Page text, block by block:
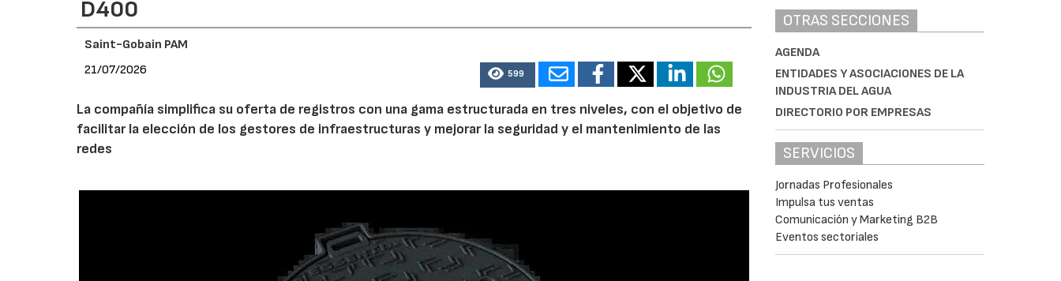
D400
Saint-Gobain PAM
21/07/2026
599
La compañía simplifica su oferta de registros con una gama estructurada en tres niveles, con el objetivo de
facilitar la elección de los gestores de infraestructuras y mejorar la seguridad y el mantenimiento de las
redes
OTRAS SECCIONES
AGENDA
ENTIDADES Y ASOCIACIONES DE LA
INDUSTRIA DEL AGUA
DIRECTORIO POR EMPRESAS
SERVICIOS
Jornadas Profesionales
Impulsa tus ventas
Comunicación y Marketing B2B
Eventos sectoriales